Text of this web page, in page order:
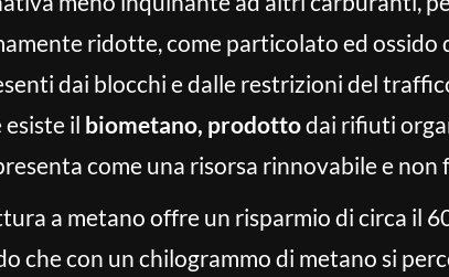
ridotte, come particolato ed ossido
dai blocchi e dalle restrizioni del
il biometano, prodottodai rifiuti
come una risorsa rinnovabile e non
a metano offre un risparmio di circa il
che con un chilogrammo di metano si